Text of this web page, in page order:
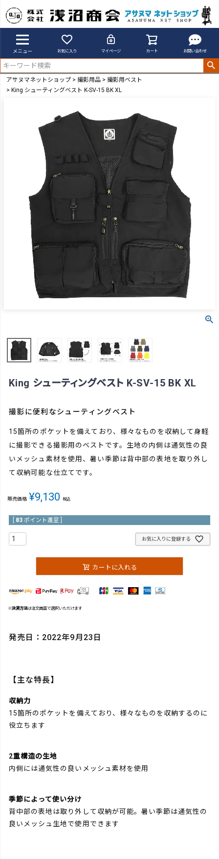
メニュー お気に入り マイページ カート お問い合わせ
アサヌマネットショップ 撮影用品
撮影用ベスト
King シューティングベスト K-SV-15 BK XL
King シューティングベスト K-SV-15 BK XL
撮影に便利なシューティングベスト
15箇所のポケットを備えており、様々なものを収納して身軽
に撮影できる撮影用のベストです。生地の内側は通気性の良
いメッシュ素材を使用、暑い季節は背中部の表地を取り外し
て収納可能な仕立てです。
販売価格 ¥9,130 税込
83 ポイント進呈 ]
お気に入りに登録する
カートに入れる
※決済方法は注文画面で選択いただけます
発売日：2022年9月23日
【主な特長】
収納力
15箇所のポケットを備えており、様々なものを収納するのに
役立ちます
2重構造の生地
内側には通気性の良いメッシュ素材を使用
季節によって使い分け
背中部の表地は取り外して収納が可能。暑い季節は通気性の
良いメッシュ生地で使用できます